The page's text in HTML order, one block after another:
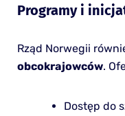
Programy i
Rząd Norwegii
obcokrajowców.
Dostęp do